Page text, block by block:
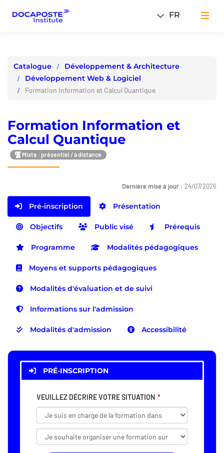
FR
Catalogue
Développement & Architecture
Développement Web & Logiciel
Formation Information et Calcul Quantique
Formation Information et
Calcul Quantique
Mixte : présentiel / à distance
Dernière mise à jour : 24/07/2026
Pré-inscription Présentation
Objectifs Public visé Prérequis
Programme Modalités pédagogiques
Moyens et supports pédagogiques
Modalités d'évaluation et de suivi
Informations sur l'admission
Modalités d'admission Accessibilité
PRÉ-INSCRIPTION
VEUILLEZ DÉCRIRE VOTRE SITUATION